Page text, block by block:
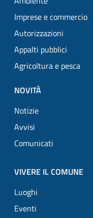
Imprese e commercio
Autorizzazioni
Appalti pubblici
Agricoltura e pesca
NOVITÀ
Notizie
Avvisi
Comunicati
VIVERE IL COMUNE
Luoghi
Eventi